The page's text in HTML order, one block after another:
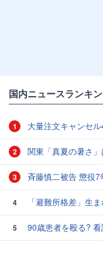
国内ニュースランキ
1 大量注文キャンセ
2 関東「真夏の暑さ
3 斉藤慎二被告 懲役7
4 「避難所格差」生
5
90歳患者を殴る?